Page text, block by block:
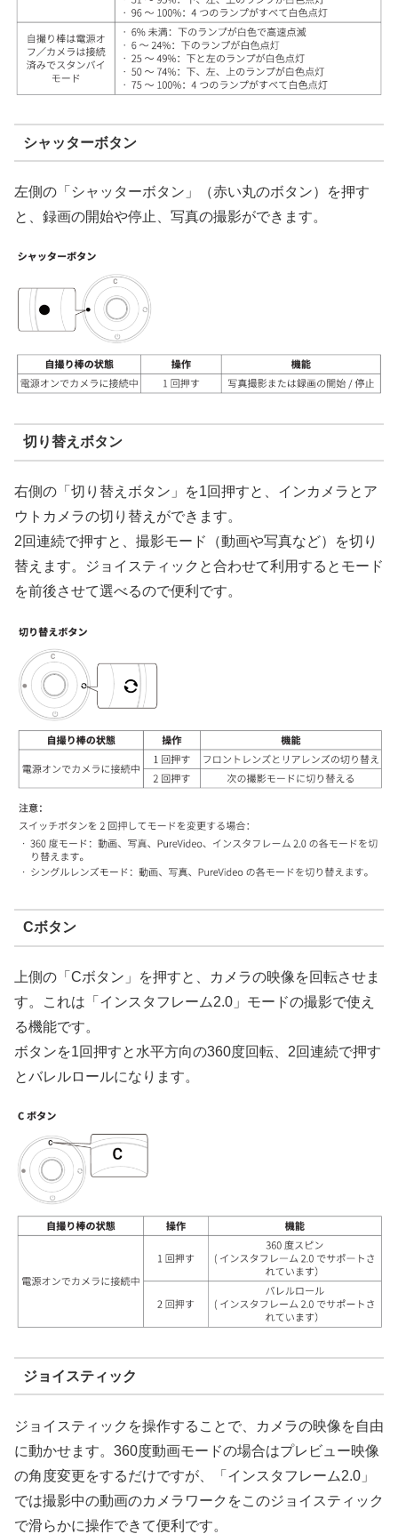
シャッターボタン
左側の「シャッターボタン」（赤い丸のボタン）を押す
と、録画の開始や停止、写真の撮影ができます。
切り替えボタン
右側の「切り替えボタン」を1回押すと、インカメラとア
ウトカメラの切り替えができます。
2回連続で押すと、撮影モード（動画や写真など）を切り
替えます。ジョイスティックと合わせて利用するとモード
を前後させて選べるので便利です。
Cボタン
上側の「Cボタン」を押すと、カメラの映像を回転させま
す。これは「インスタフレーム2.0」モードの撮影で使え
る機能です。
ボタンを1回押すと水平方向の360度回転、2回連続で押す
とバレルロールになります。
ジョイスティック
ジョイスティックを操作することで、カメラの映像を自由
に動かせます。360度動画モードの場合はプレビュー映像
の角度変更をするだけですが、「インスタフレーム2.0」
では撮影中の動画のカメラワークをこのジョイスティック
で滑らかに操作できて便利です。